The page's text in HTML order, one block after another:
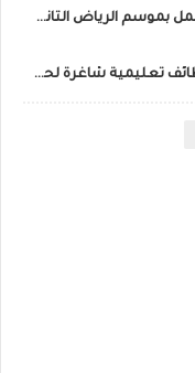
شركة بيت الترفيه | فتح باب التوظيف للعمل بموسم الرياض الثاني (وظائف مؤقتة)
جامعة الملك سعود للعلوم الصحية | وظائف تعليمية شاغرة لحملة البكالوريوس